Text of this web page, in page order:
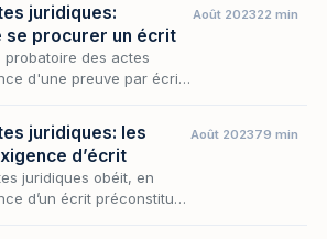
juridiques:
se procurer un écrit
probatoire des actes
d'une preuve par écrit
Août 202322 min
juridiques: les
d’écrit
juridiques obéit, en
d’un écrit préconstitué
Août 202379 min